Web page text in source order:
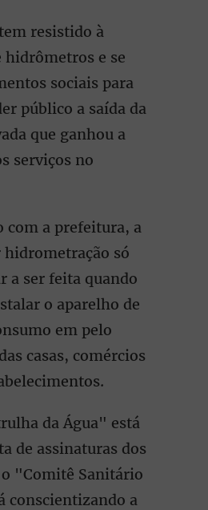
resistido à
hidrômetros e se
sociais para
público a saída da
que ganhou a
serviços no
com a prefeitura, a
hidrometração só
a ser feita quando
o aparelho de
em pelo
casas, comércios
da Água" está
de assinaturas dos
"Comitê Sanitário
conscientizando a